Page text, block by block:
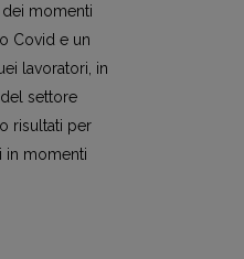
momenti
Covid e un
lavoratori, in
settore
risultati per
in momenti